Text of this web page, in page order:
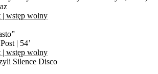
| wstęp wolny
| 54’
| wstęp wolny
Silence Disco